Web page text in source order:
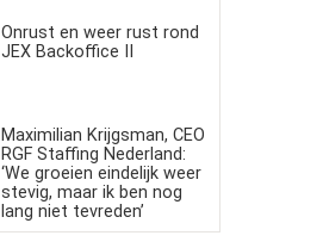
Onrust en weer rust rond
JEX Backoffice II
Maximilian Krijgsman, CEO
RGF Staffing Nederland:
‘We groeien eindelijk weer
stevig, maar ik ben nog
lang niet tevreden’